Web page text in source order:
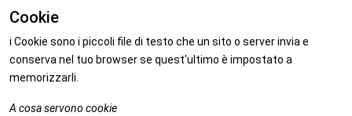
Cookie
i Cookie sono i piccoli file di testo che un sito o server invia e
conserva nel tuo browser se quest'ultimo è impostato a
memorizzarli.
A cosa servono cookie